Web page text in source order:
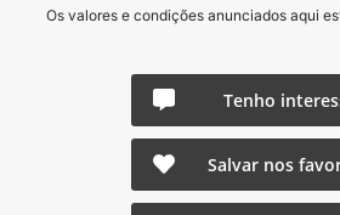
Os valores e condições anunciados aqui
Tenho
Salvar nos